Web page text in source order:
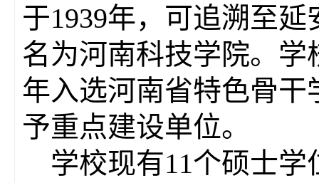
于1939年，可追溯至
名为河南科技学院。学
年入选河南省特色骨干
予重点建设单位。
学校现有11个硕士